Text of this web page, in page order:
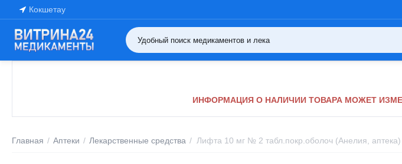
Кокшетау
ИНФОРМАЦИЯ О НАЛИЧИИ ТОВАРА МОЖЕТ
Главная / Аптеки / Лекарственные средства / Лифта 10 мг № 2 табл.покр.оболоч (Анелия, аптека)